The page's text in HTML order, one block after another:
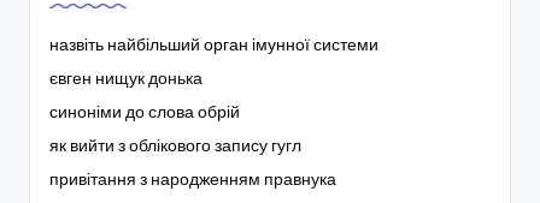
назвіть найбільший орган імунної системи
євген нищук донька
синоніми до слова обрій
як вийти з облікового запису гугл
привітання з народженням правнука